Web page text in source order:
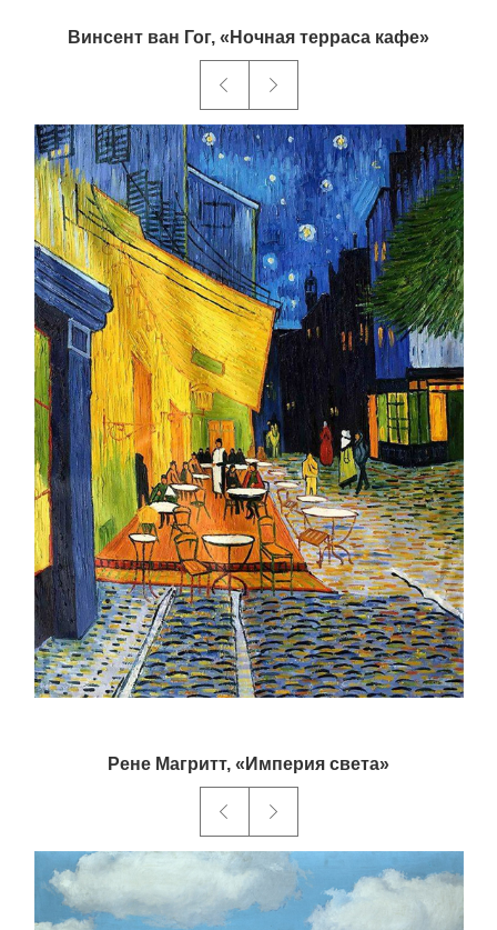
Винсент ван Гог, «Ночная терраса кафе»
Рене Магритт, «Империя света»